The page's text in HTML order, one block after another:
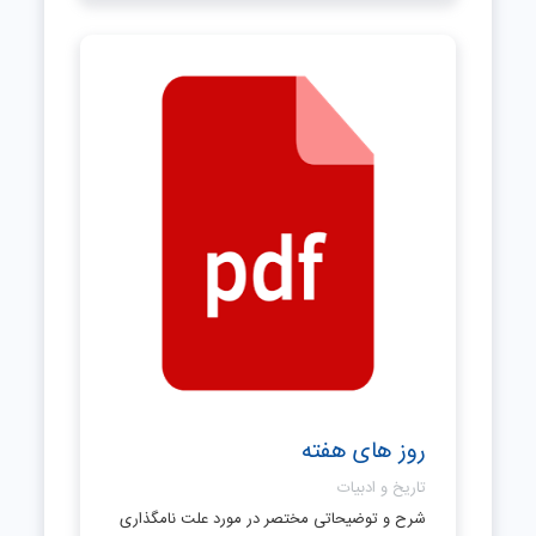
روز های هفته
تاریخ و ادبیات
شرح و توضیحاتی مختصر در مورد علت نامگذاری